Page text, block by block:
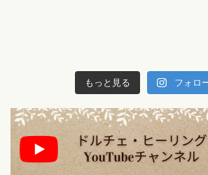
もっと見る フォロ